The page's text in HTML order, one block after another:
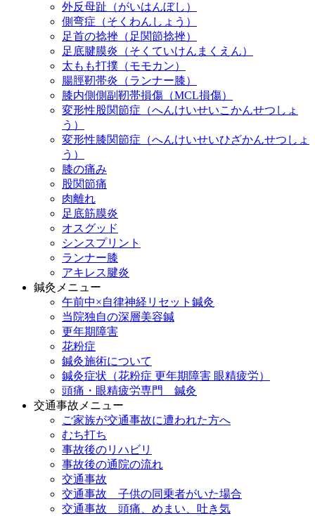
外反母趾（がいはんぼし）
側弯症（そくわんしょう）
足首の捻挫（足関節捻挫）
足底腱膜炎（そくていけんまくえん）
太もも打撲（モモカン）
腸脛靭帯炎（ランナー膝）
膝内側側副靭帯損傷（MCL損傷）
変形性股関節症（へんけいせいこかんせつしょ
う）
変形性膝関節症（へんけいせいひざかんせつしょ
う）
膝の痛み
股関節痛
肉離れ
足底筋膜炎
オスグッド
シンスプリント
ランナー膝
アキレス腱炎
鍼灸メニュー
午前中×自律神経リセット鍼灸
当院独自の深層美容鍼
更年期障害
花粉症
鍼灸施術について
鍼灸症状（花粉症 更年期障害 眼精疲労）
頭痛・眼精疲労専門 鍼灸
交通事故メニュー
ご家族が交通事故に遭われた方へ
むち打ち
事故後のリハビリ
事故後の通院の流れ
交通事故
交通事故 子供の同乗者がいた場合
交通事故 頭痛、めまい、吐き気